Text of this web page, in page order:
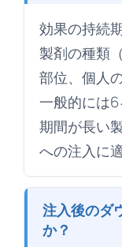
効果の持続
製剤の種類
部位、個人
一般的には
期間が長い
への注入に
注入後のダ
か？